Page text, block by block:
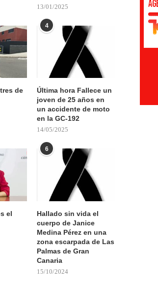
13/01/2025
de
4
Última hora Fallece un
joven de 25 años en
un accidente de moto
en la GC-192
14/05/2025
el
6
Hallado sin vida el
cuerpo de Janice
Medina Pérez en una
zona escarpada de Las
Palmas de Gran
Canaria
15/10/2024